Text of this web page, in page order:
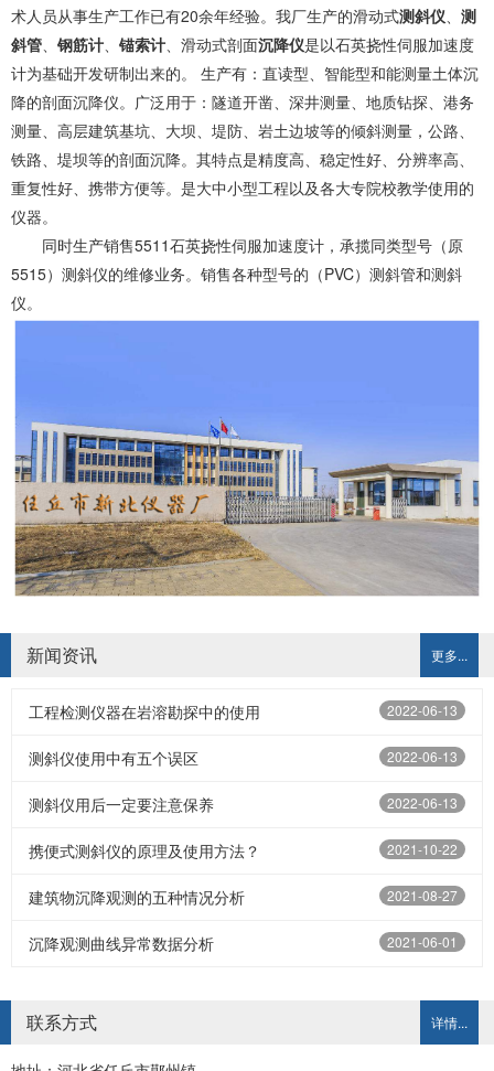
术人员从事生产工作已有20余年经验。我厂生产的滑动式测斜仪、 测
斜管、 钢筋计、 锚索计、滑动式剖面沉降仪是以石英挠性伺服加速度
计为基础开发研制出来的。 生产有：直读型、智能型和能测量土体沉
降的剖面沉降仪。广泛用于：隧道开凿、深井测量、地质钻探、港务
测量、高层建筑基坑、大坝、堤防、岩土边坡等的倾斜测量，公路、
铁路、堤坝等的剖面沉降。其特点是精度高、稳定性好、分辨率高、
重复性好、携带方便等。是大中小型工程以及各大专院校教学使用的
仪器。
同时生产销售5511石英挠性伺服加速度计，承揽同类型号（原
5515）测斜仪的维修业务。销售各种型号的（PVC）测斜管和测斜
仪。
更多...
新闻资讯
2022-06-13
工程检测仪器在岩溶勘探中的使用
2022-06-13
测斜仪使用中有五个误区
2022-06-13
测斜仪用后一定要注意保养
2021-10-22
携便式测斜仪的原理及使用方法？
2021-08-27
建筑物沉降观测的五种情况分析
2021-06-01
沉降观测曲线异常数据分析
详情...
联系方式